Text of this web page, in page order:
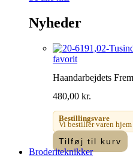
Nyheder
favorit
Haandarbejdets
480,00 kr.
Bestillingsvare
Vi bestiller varen
Tilføj til kurv
Broderiteknikker